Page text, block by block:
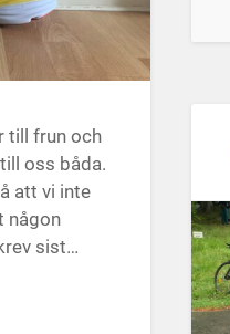
till frun och
oss båda.
att vi inte
någon
sist…